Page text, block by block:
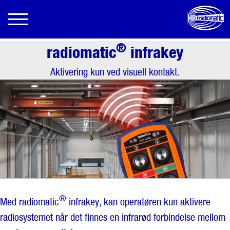
radiomatic® infrakey
Aktivering kun ved visuell kontakt.
Med radiomatic® infrakey, kan operatøren kun aktivere
radiosystemet når det finnes en infrarød forbindelse mellom